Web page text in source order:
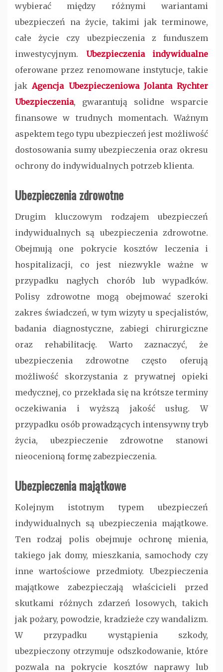
wybierać między różnymi wariantami
ubezpieczeń na życie, takimi jak terminowe,
całe życie czy ubezpieczenia z funduszem
inwestycyjnym. Ubezpieczenia indywidualne
oferowane przez renomowane instytucje, takie
jakAgencja Ubezpieczeniowa Jolanta Rychter
Ubezpieczenia, gwarantują solidne wsparcie
finansowe w trudnych momentach. Ważnym
aspektem tego typu ubezpieczeń jest możliwość
dostosowania sumy ubezpieczenia oraz okresu
ochrony do indywidualnych potrzeb klienta.
Ubezpieczenia zdrowotne
Drugim kluczowym rodzajem ubezpieczeń
indywidualnych są ubezpieczenia zdrowotne.
Obejmują one pokrycie kosztów leczenia i
hospitalizacji, co jest niezwykle ważne w
przypadku nagłych chorób lub wypadków.
Polisy zdrowotne mogą obejmować szeroki
zakres świadczeń, w tym wizyty u specjalistów,
badania diagnostyczne, zabiegi chirurgiczne
oraz rehabilitację. Warto zaznaczyć, że
ubezpieczenia zdrowotne często oferują
możliwość skorzystania z prywatnej opieki
medycznej, co przekłada się na krótsze terminy
oczekiwania i wyższą jakość usług. W
przypadku osób prowadzących intensywny tryb
życia, ubezpieczenie zdrowotne stanowi
nieocenioną formę zabezpieczenia.
Ubezpieczenia majątkowe
Kolejnym istotnym typem ubezpieczeń
indywidualnych są ubezpieczenia majątkowe.
Ten rodzaj polis obejmuje ochronę mienia,
takiego jak domy, mieszkania, samochody czy
inne wartościowe przedmioty. Ubezpieczenia
majątkowe zabezpieczają właścicieli przed
skutkami różnych zdarzeń losowych, takich
jak pożary, powodzie, kradzieże czy wandalizm.
W przypadku wystąpienia szkody,
ubezpieczony otrzymuje odszkodowanie, które
pozwala na pokrycie kosztów naprawy lub